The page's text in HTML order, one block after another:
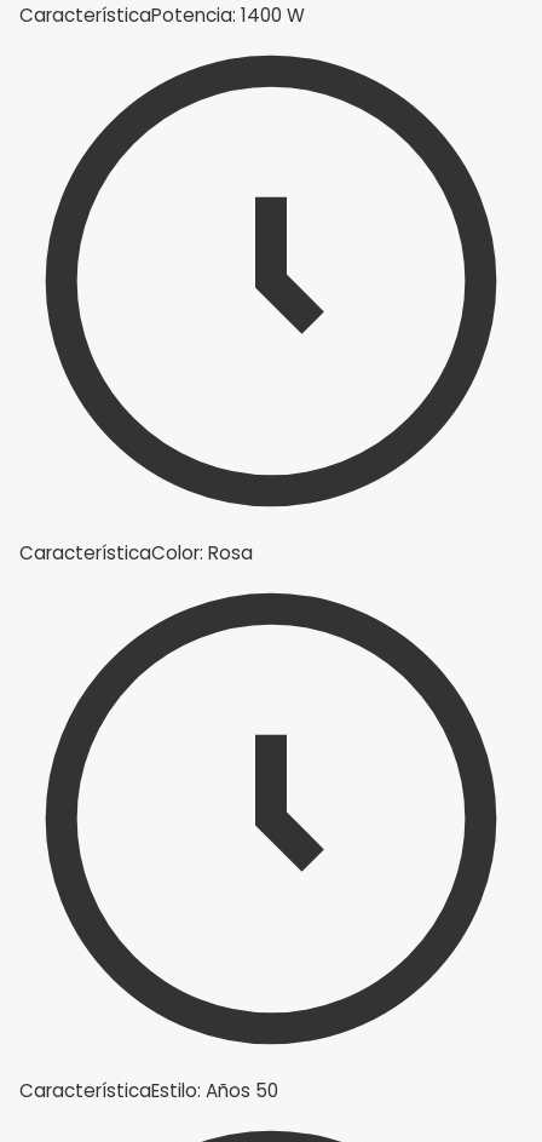
CaracterísticaPotencia: 1400 W
CaracterísticaColor: Rosa
CaracterísticaEstilo: Años 50